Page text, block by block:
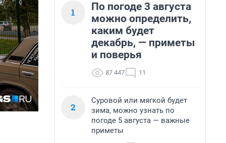
1
По погоде 3 августа
можно определить,
каким будет
декабрь, — приметы
и поверья
87 447 11
2
Суровой или мягкой будет
зима, можно узнать по
погоде 5 августа — важные
приметы